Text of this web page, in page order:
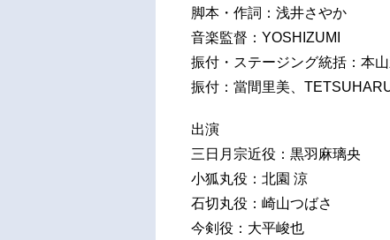
脚本・作詞：浅井さやか
音楽監督：YOSHIZUMI
振付・ステージング統括：本
振付：當間里美、
出演
三日月宗近役：黒羽麻璃央
小狐丸役：北園 涼
石切丸役：崎山つばさ
今剣役：大平峻也